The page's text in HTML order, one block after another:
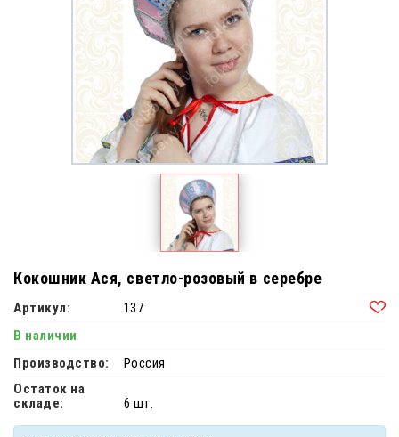
Кокошник Ася, светло-розовый в серебре
Артикул:
137
В наличии
Производство:
Россия
Остаток на
складе:
6 шт.